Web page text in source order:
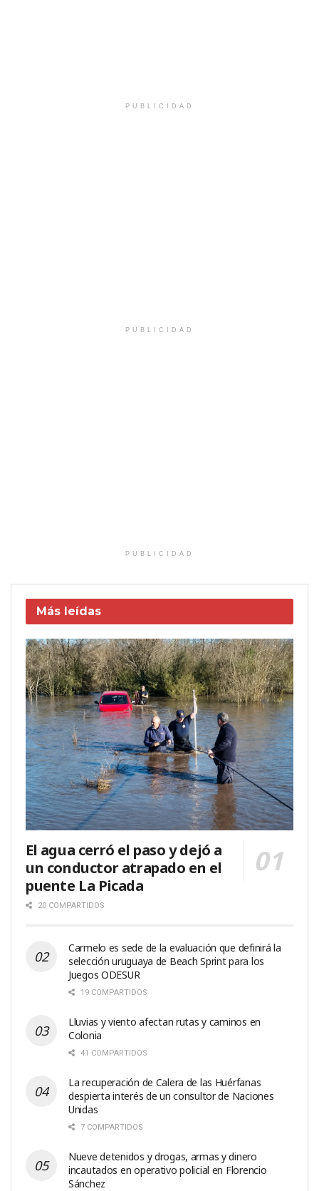
PUBLICIDAD
PUBLICIDAD
PUBLICIDAD
Más leídas
El agua cerró el paso y dejó a
un conductor atrapado en el
puente La Picada
20 COMPARTIDOS
Carmelo es sede de la evaluación que definirá la
selección uruguaya de Beach Sprint para los
Juegos ODESUR
19 COMPARTIDOS
Lluvias y viento afectan rutas y caminos en
Colonia
41 COMPARTIDOS
La recuperación de Calera de las Huérfanas
despierta interés de un consultor de Naciones
Unidas
7 COMPARTIDOS
Nueve detenidos y drogas, armas y dinero
incautados en operativo policial en Florencio
Sánchez